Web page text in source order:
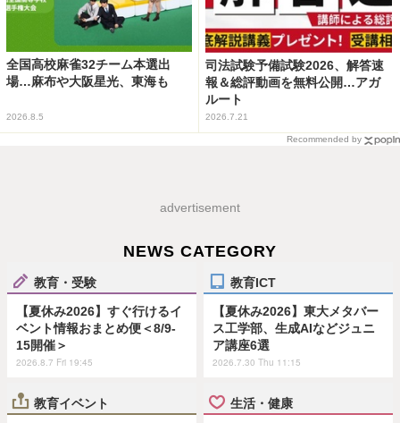
全国高校麻雀32チーム本選出
場…麻布や大阪星光、東海も
2026.8.5
司法試験予備試験2026、解答速
報＆総評動画を無料公開…アガ
ルート
2026.7.21
Recommended by
advertisement
NEWS CATEGORY
教育・受験
【夏休み2026】すぐ行けるイ
ベント情報おまとめ便＜8/9-
15開催＞
2026.8.7 Fri 19:45
教育ICT
【夏休み2026】東大メタバー
ス工学部、生成AIなどジュニ
ア講座6選
2026.7.30 Thu 11:15
教育イベント 生活・健康